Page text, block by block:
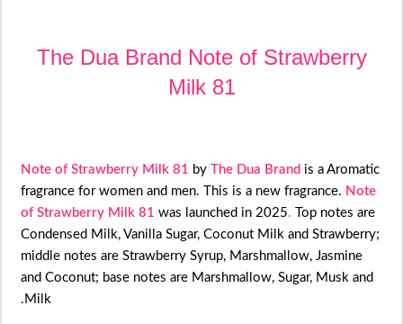
The Dua Brand Note of Strawberry
Milk 81
Note of Strawberry Milk 81 by The Dua Brand is a Aromatic
fragrance for women and men. This is a new fragrance. Note
of Strawberry Milk 81 was launched in 2025. Top notes are
Condensed Milk, Vanilla Sugar, Coconut Milk and Strawberry;
middle notes are Strawberry Syrup, Marshmallow, Jasmine
and Coconut; base notes are Marshmallow, Sugar, Musk and
Milk.